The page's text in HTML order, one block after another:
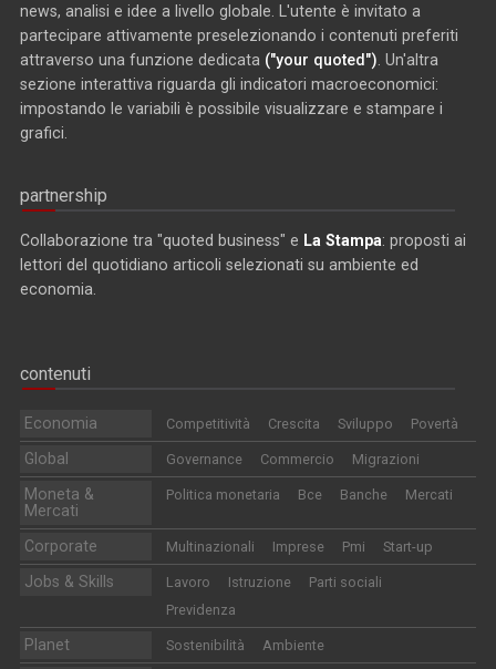
news, analisi e idee a livello globale. L'utente è invitato a
partecipare attivamente preselezionando i contenuti preferiti
attraverso una funzione dedicata ("your quoted") . Un'altra
sezione interattiva riguarda gli indicatori macroeconomici:
impostando le variabili è possibile visualizzare e stampare i
grafici.
partnership
Collaborazione tra "quoted business" e La Stampa: proposti ai
lettori del quotidiano articoli selezionati su ambiente ed
economia.
contenuti
Economia Competitività Crescita Sviluppo Povertà
Global Governance Commercio Migrazioni
Moneta &
Mercati
Politica monetaria Bce Banche Mercati
Corporate Multinazionali Imprese Pmi Start-up
Jobs & Skills Lavoro Istruzione
Parti sociali
Previdenza
Planet Sostenibilità Ambiente